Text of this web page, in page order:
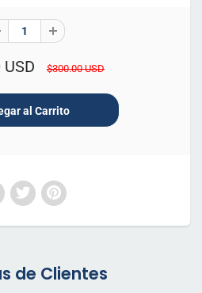
$300.00 USD
de Clientes